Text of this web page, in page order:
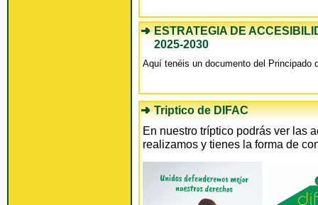
ESTRATEGIA DE
2025-2030
Aquí tenéis un documento del Principado
Triptico de DIFAC
En nuestro trípticopodrás ver las
realizamos y tienes la forma de